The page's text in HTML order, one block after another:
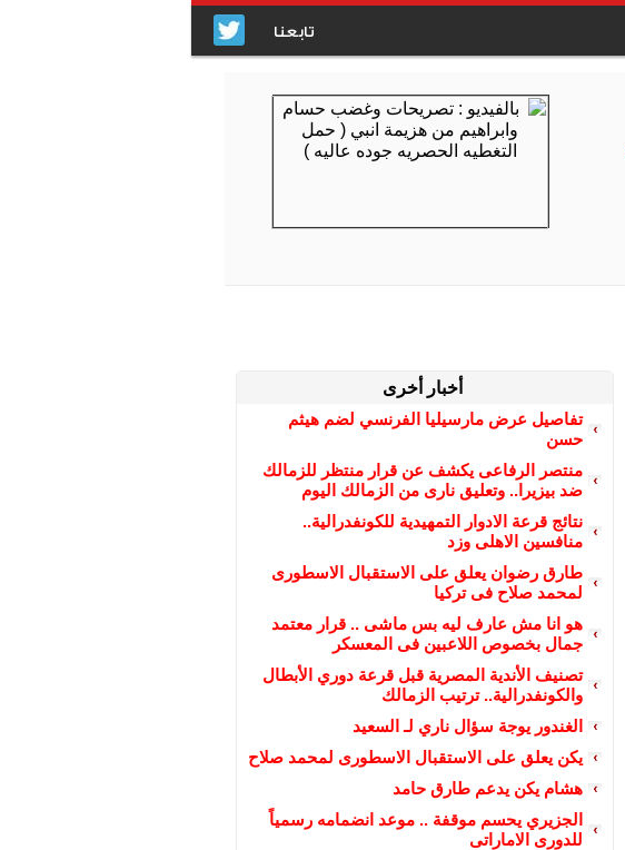
تابعنا
أخبار أخرى
تفاصيل عرض مارسيليا الفرنسي لضم هيثم
حسن
منتصر الرفاعى يكشف عن قرار منتظر للزمالك
ضد بيزيرا.. وتعليق نارى من الزمالك اليوم
نتائج قرعة الادوار التمهيدية للكونفدرالية..
منافسين الاهلى وزد
طارق رضوان يعلق على الاستقبال الاسطورى
لمحمد صلاح فى تركيا
هو انا مش عارف ليه بس ماشى .. قرار معتمد
جمال بخصوص اللاعبين فى المعسكر
تصنيف الأندية المصرية قبل قرعة دوري الأبطال
والكونفدرالية.. ترتيب الزمالك
الغندور يوجة سؤال ناري لـ السعيد
يكن يعلق على الاستقبال الاسطورى لمحمد صلاح
هشام يكن يدعم طارق حامد
الجزيري يحسم موقفة .. موعد انضمامه رسمياً
للدورى الاماراتى